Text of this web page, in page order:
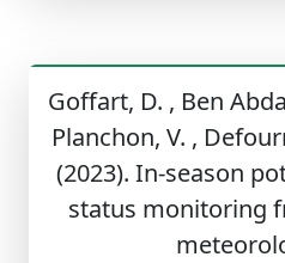
Goffart, D. , Ben
Planchon, V. ,
(2023). In-season
status monitoring